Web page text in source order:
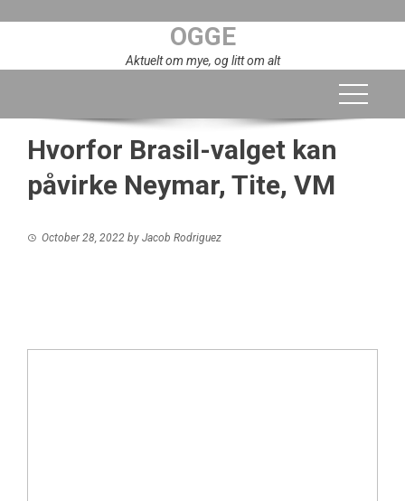
OGGE
Aktuelt om mye, og litt om alt
Hvorfor Brasil-valget kan
påvirke Neymar, Tite, VM
October 28, 2022 by Jacob Rodriguez